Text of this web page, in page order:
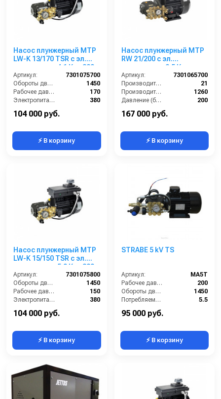
Насос плунжерный MTP
LW-K 13/170 TSR с эл.
двигателем 4,1 Квт 380
В
Артикул:
7301075700
Обороты двигателя (об/мин):
1450
Рабочее давление (бар):
170
Электропитание (В):
380
104 000 руб.
⚡ В корзину
Насос плунжерный MTP
RW 21/200 с эл.
двигателем 8,5 Квт
220/380 В
Артикул:
7301065700
Производительность (л/мин):
21
Производительность (л/ч):
1260
Давление (бар):
200
167 000 руб.
⚡ В корзину
Насос плунжерный MTP
LW-K 15/150 TSR с эл.
двигателем 5,0 Квт 380
В
Артикул:
7301075800
Обороты двигателя (об/мин):
1450
Рабочее давление (бар):
150
Электропитание (В):
380
104 000 руб.
⚡ В корзину
STRABE 5 kV TS
Артикул:
MA5T
Рабочее давление (бар):
200
Обороты двигателя (об/мин):
1450
Потребляемая мощность (кВт):
5.5
Производительность (л/ч):
95 000 руб.
⚡ В корзину